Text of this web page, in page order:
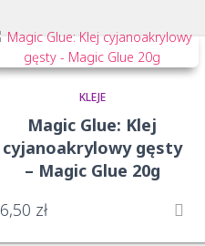
od
do
KLEJE
Magic Glue: Klej
cyjanoakrylowy gęsty
– Magic Glue 20g
6,50 zł